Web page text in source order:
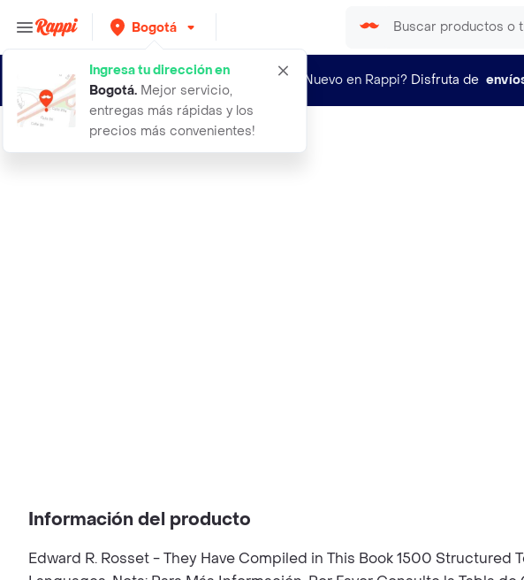
Bogotá
Ingresa tu dirección en
Bogotá. Mejor servicio,
entregas más rápidas y los
precios más convenientes!
¿Nuevo en Rappi? Disfruta de
1500 structured for the first cours
Información del producto
Edward R. Rosset - They Have Compiled in This Book 1500